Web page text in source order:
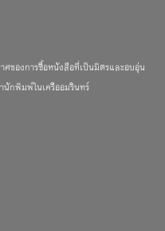
ของการซื้อหนังสือที่เป็นมิตรและอบอุ่น
กพิมพ์ในเครืออมรินทร์